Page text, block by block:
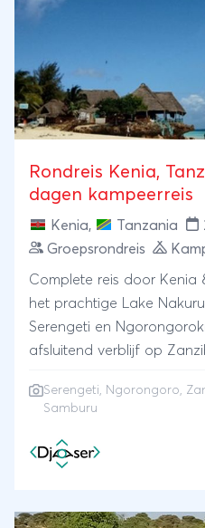
Tijdens een
kennis met het lokale
mensen thuis. We
Zanzibar, waar je kunt
Rondreis Kenia,
dagen kampeerreis
Kenia, Tanzania
Groepsrondreis
Complete reis door Kenia &
het prachtige Lake Nakuru Op safari in Samburu, de
Serengeti en Ngorongorokrater
afsluitend verblijf op
Serengeti, Ngorongoro,
Samburu